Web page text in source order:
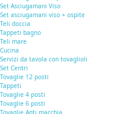
Set Asciugamani Viso
Set asciugamani viso + ospite
Teli doccia
Tappeti bagno
Teli mare
Cucina
Servizi da tavola con tovaglioli
Set Centri
Tovaglie 12 posti
Tappeti
Tovaglie 4 posti
Tovaglie 6 posti
Tovaglie Anti macchia